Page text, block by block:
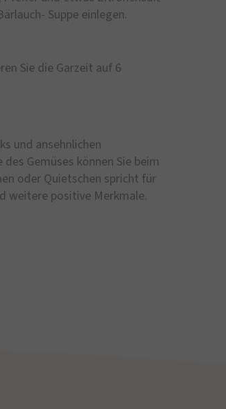
Suppe einlegen.
Sie die Garzeit auf 6
und ansehnlichen
Gemüses können Sie beim
oder Quietschen spricht für
weitere positive Merkmale.